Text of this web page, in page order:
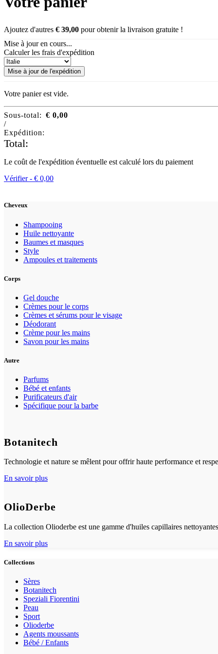
Ajoutez d'autres € 39,00 pour obtenir la livraison gratuite !
Mise à jour en cours...
Calculer les frais d'expédition
Mise à jour de l'expédition
Votre panier est vide.
Sous-total: € 0,00
/
Expédition:
Total:
Le coût de l'expédition éventuelle est calculé lors du paiement
Vérifier - € 0,00
Cheveux
Shampooing
Huile nettoyante
Baumes et masques
Style
Ampoules et traitements
Corps
Gel douche
Crèmes pour le corps
Crèmes et sérums pour le visage
Déodorant
Crème pour les mains
Savon pour les mains
Autre
Parfums
Bébé et enfants
Purificateurs d'air
Spécifique pour la barbe
Botanitech
Technologie et nature se mêlent pour offrir haute performance et
En savoir plus
OlioDerbe
La collection Olioderbe est une gamme d'huiles capillaires
En savoir plus
Collections
Sères
Botanitech
Speziali Fiorentini
Peau
Sport
Olioderbe
Agents moussants
Bébé / Enfants